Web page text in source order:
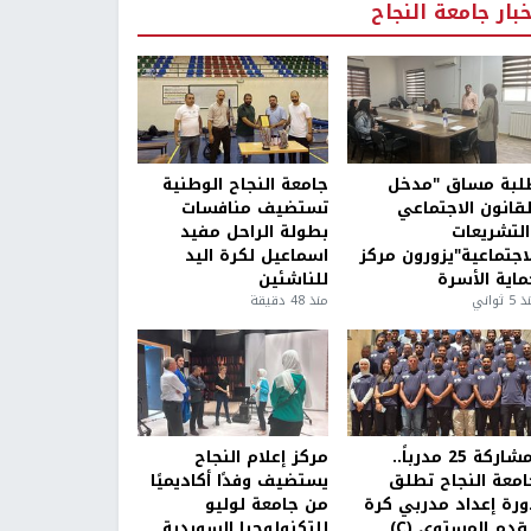
جامعة النجاح
مساق "مدخل
الاجتماعي
مركز
الأسرة
جامعة النجاح الوطنية
تستضيف منافسات
بطولة الراحل مفيد
اسماعيل لكرة اليد
للناشئين
منذ 48 دقيقة
بمشاركة 25 مدرباً..
النجاح تطلق
إعداد مدربي كرة
مركز إعلام النجاح
يستضيف وفدًا أكاديميًا
من جامعة لوليو